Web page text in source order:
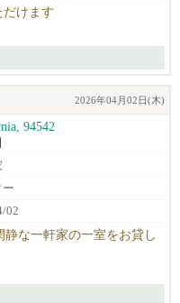
だけます
2026年04月02日(木)
94542
ー
02
な一軒家の一室をお貸し